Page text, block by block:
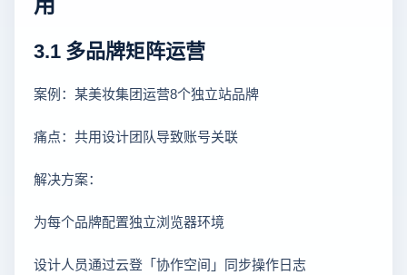
3.1 多品牌矩阵运营
案例：某美妆集团运营8个独立站品牌
痛点：共用设计团队导致账号关联
解决方案：
为每个品牌配置独立浏览器环境
设计人员通过云登「协作空间」同步操作日志